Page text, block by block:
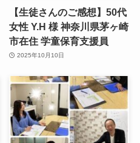
【生徒さんのご感想】50代
女性 Y.H 様 神奈川県茅ヶ崎
市在住 学童保育支援員
2025年10月10日